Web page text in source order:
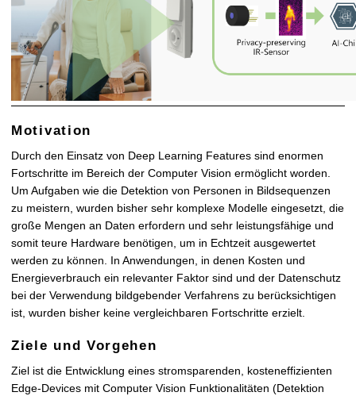
Motivation
Durch den Einsatz von Deep Learning Features sind enormen
Fortschritte im Bereich der Computer Vision ermöglicht worden.
Um Aufgaben wie die Detektion von Personen in Bildsequenzen
zu meistern, wurden bisher sehr komplexe Modelle eingesetzt, die
große Mengen an Daten erfordern und sehr leistungsfähige und
somit teure Hardware benötigen, um in Echtzeit ausgewertet
werden zu können. In Anwendungen, in denen Kosten und
Energieverbrauch ein relevanter Faktor sind und der Datenschutz
bei der Verwendung bildgebender Verfahrens zu berücksichtigen
ist, wurden bisher keine vergleichbaren Fortschritte erzielt.
Ziele und Vorgehen
Ziel ist die Entwicklung eines stromsparenden, kosteneffizienten
Edge-Devices mit Computer Vision Funktionalitäten (Detektion